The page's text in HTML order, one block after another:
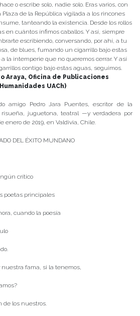
o escribe solo, nadie solo. Eras varios, con
Plaza de la República vigilada a los rincones
tanteando la existencia. Desde los rollos
en cuántos ínfimos caballos. Y así, siempre
escribiendo, conversando, por ahí, a tu
de blues, fumando un cigarrillo bajo estas
la intemperie que no queremos cerrar. Y así
contigo bajo estas aguas, seguimos.
Araya, Oficina de Publicaciones
UACh)
amigo Pedro Jara Puentes, escritor de la
juguetona, teatral —y verdadera por
enero de 2019, en Valdivia, Chile.
DEL ÉXITO MUNDANO
crítico
poetas principales
cuando la poesía
fama, si la tenemos,
de los nuestros.